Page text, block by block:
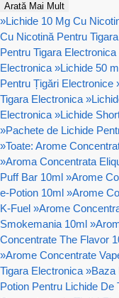
Arată Mai Mult
»Lichide 10 Mg Cu
Cu Nicotină Pentru
Pentru Tigara Electronica
Electronica »Lichide 50
Pentru Țigări Electronice
Tigara Electronica »
Electronica »Lichide
»Pachete de Lichide
»Toate: Arome
»Aroma Concentrata
Puff Bar 10ml »Arome
e-Potion 10ml »Arome
K-Fuel »Arome
Smokemania 10ml »
Concentrate The Flavor
»Arome Concentrate
Tigara Electronica »Baza
Potion Pentru Lichide De